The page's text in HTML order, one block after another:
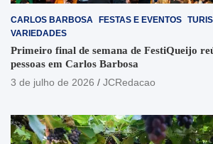
CARLOS BARBOSA FESTAS E EVENTOS
VARIEDADES
Primeiro final de semana de FestiQueijo
pessoas em Carlos Barbosa
3 de julho de 2026
JCRedacao